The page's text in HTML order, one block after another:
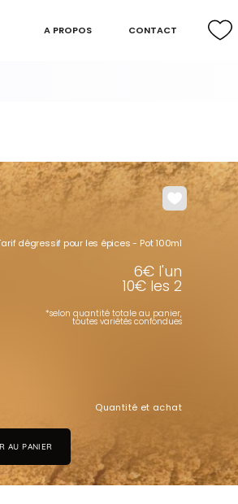
A PROPOS CONTACT
dégressif pour les épices - Pot 100ml
6€ l'un
10€ les 2
*selon quantité totale au panier,
toutes variétés confondues
Quantité et achat
AU PANIER